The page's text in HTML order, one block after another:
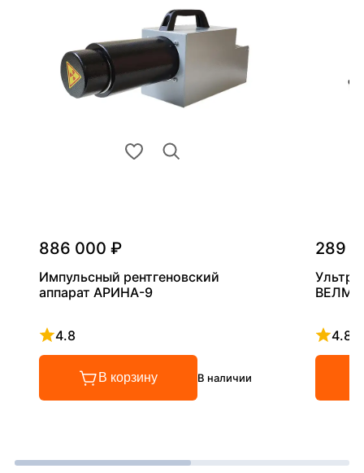
886 000 ₽
Импульсный рентгеновский
аппарат АРИНА-9
4.8
Рейтинг 4.8 из 5
В корзину В наличии
289
4.8